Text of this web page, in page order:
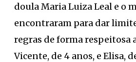
doula Maria Luiza Leal e o
encontraram para dar
regras de forma respeitosa
Vicente, de 4 anos, e Elisa,